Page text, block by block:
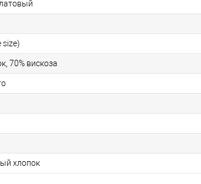
size)
70% вискоза
хлопок